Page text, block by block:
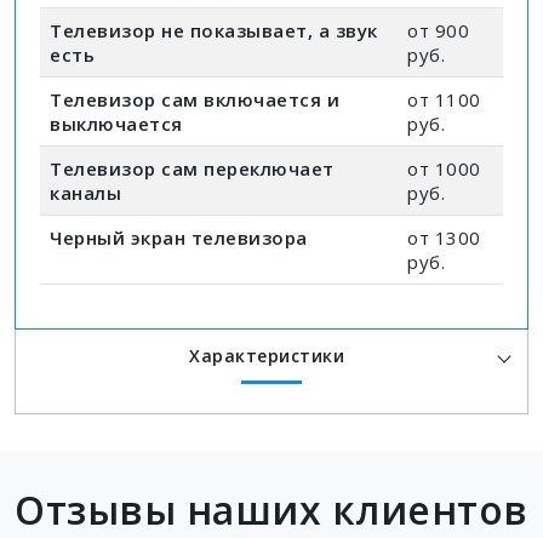
Телевизор не показывает, а звук
есть
от 900
руб.
Телевизор сам включается и
выключается
от 1100
руб.
Телевизор сам переключает
каналы
от 1000
руб.
Черный экран телевизора
от 1300
руб.
Характеристики
Отзывы наших клиентов